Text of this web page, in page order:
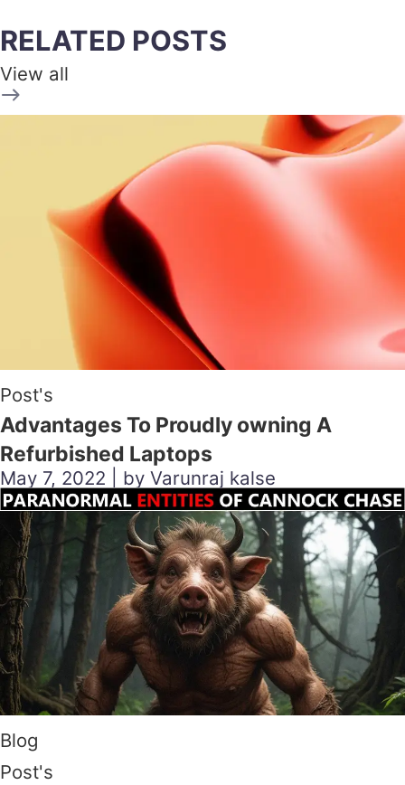
RELATED POSTS
View all
Post's
Advantages To Proudly owning A
Refurbished Laptops
May 7, 2022 | by Varunraj kalse
Blog
Post's